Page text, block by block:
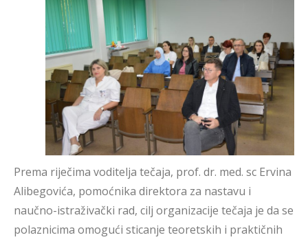
Prema riječima voditelja tečaja, prof. dr. med. sc Ervina
Alibegovića, pomoćnika direktora za nastavu i
naučno-istraživački rad, cilj organizacije tečaja je da se
polaznicima omogući sticanje teoretskih i praktičnih